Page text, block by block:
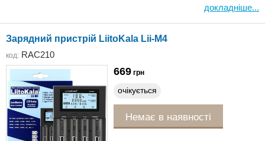
докладніше...
Зарядний пристрій LiitoKala Lii-M4
код: RAC210
669 грн
очікується
Немає в наявності